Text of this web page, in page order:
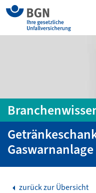
zurück zur Übersicht